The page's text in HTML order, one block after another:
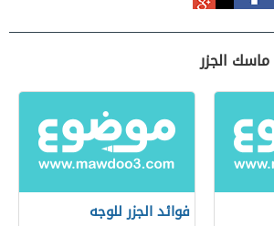
الجزر
فوائد الجزر للوجه